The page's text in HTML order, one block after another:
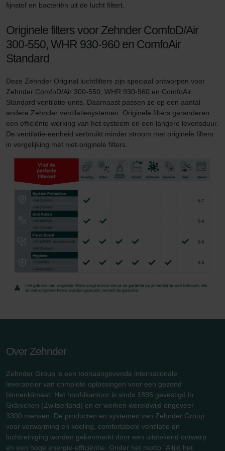
fijnstof en bacteriën uit de lucht filtert.
Originele filters voor Zehnder ComfoD/Air
300-550, WHR 930-960 en ComfoAir
Standard
Deze Zehnder Original luchtfilters zijn speciaal ontworpen voor
Zehnder ComfoD/Air 300-550, WHR 930-960 en ComfoAir
Standard ventilatie-units. Daarnaast passen ze op een aantal
andere Zehnder ventilatiesystemen. Originele filters garanderen
een efficiënte werking van het systeem en een langere levensduur.
De ventilatie-eenheid verbruikt minder stroom met originele filters
in vergelijking met niet-originele filters.
Over Zehnder
Zehnder Group is een toonaangevende internationale
leverancier van complete oplossingen voor een gezond
binnenklimaat. Het hoofdkantoor is sinds 1895 gevestigd in
Gränichen (Zwitserland) en er werken wereldwijd ongeveer
3300 mensen. De producten en systemen van Zehnder Group
voor verwarming en koeling, comfortabele ventilatie en
luchtreiniging worden gekenmerkt door een uitstekend ontwerp
en een hoge energie-efficiëntie. Onder het motto "Altijd het